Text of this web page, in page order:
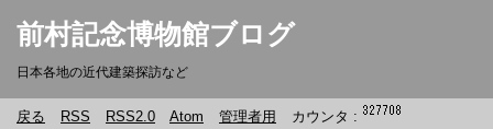
前村記念博物館ブログ
日本各地の近代建築探訪など
戻る RSS RSS2.0 Atom 管理者用 カウンタ :